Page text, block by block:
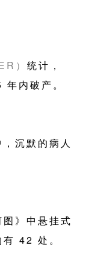
） 统计，
内破产。
沉默的病人
》中悬挂式
42 处。